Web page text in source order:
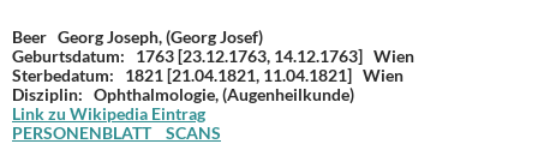
Beer Georg Joseph, (Georg Josef)
Geburtsdatum: 1763 [23.12.1763, 14.12.1763] Wien
Sterbedatum: 1821 [21.04.1821, 11.04.1821] Wien
Disziplin: Ophthalmologie, (Augenheilkunde)
Link zu Wikipedia Eintrag
PERSONENBLATT
SCANS